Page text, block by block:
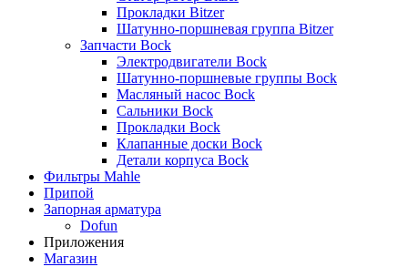
Прокладки Bitzer
Шатунно-поршневая группа Bitzer
Запчасти Bock
Электродвигатели Bock
Шатунно-поршневые группы Bock
Масляный насос Bock
Сальники Bock
Прокладки Bock
Клапанные доски Bock
Детали корпуса Bock
Фильтры Mahle
Припой
Запорная арматура
Dofun
Приложения
Магазин